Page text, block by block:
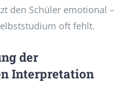
den Schüler emotional –
oft fehlt.
der
Interpretation